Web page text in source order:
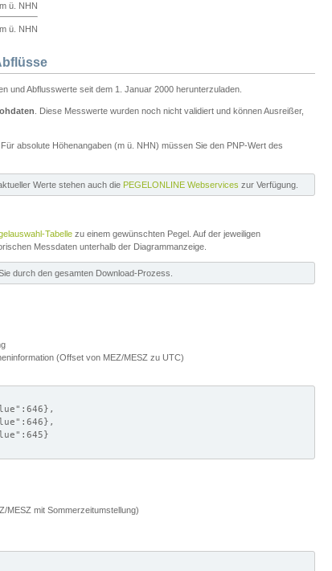
m ü. NHN
m ü. NHN
und Abflusswerte seit dem 1. Januar 2000 herunterzuladen.
. Diese Messwerte wurden noch nicht validiert und können Ausreißer,
. Für absolute Höhenangaben (m ü. NHN) müssen Sie den PNP-Wert des
Werte stehen auch die PEGELONLINE Webservices zur Verfügung.
Tabelle zu einem gewünschten Pegel. Auf der jeweiligen
Messdaten unterhalb der Diagrammanzeige.
durch den gesamten Download-Prozess.
(Offset von MEZ/MESZ zu UTC)
MESZ mit Sommerzeitumstellung)